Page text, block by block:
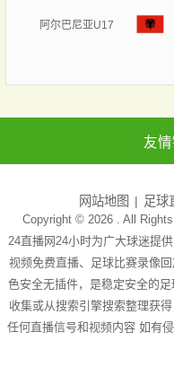
阿尔巴尼亚U17
友
网站地图 足球
Copyright © 2026 . All
24直播网24小时为广大球迷提
视频免费直播、足球比赛录像
色安全无插件，是稳定安全的
收集或从搜索引擎搜索整理获
任何直播信号和视频内容 如有